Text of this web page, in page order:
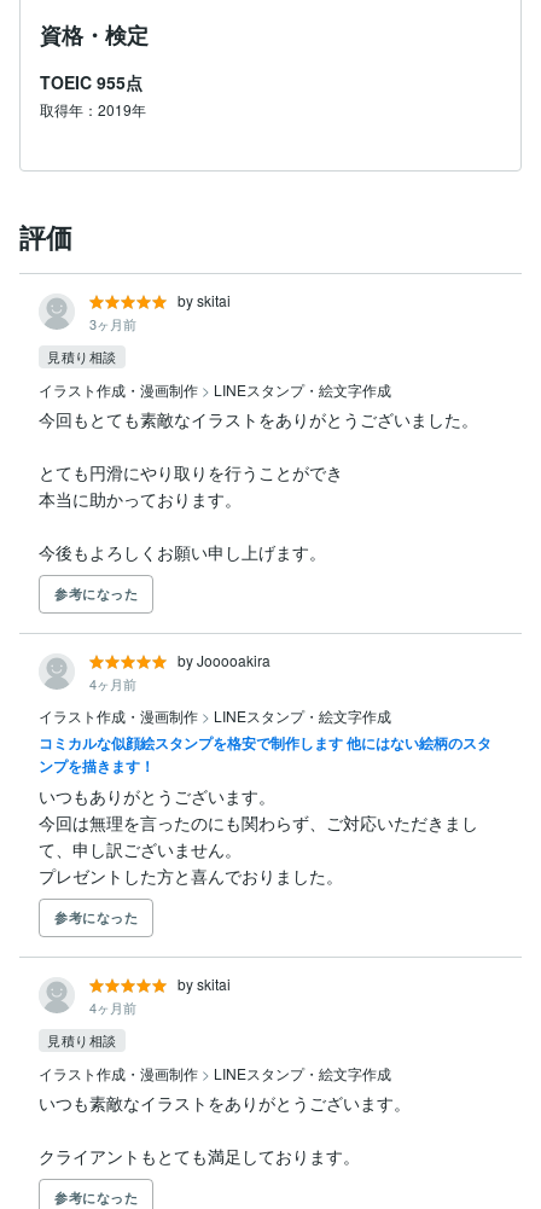
資格・検定
TOEIC 955点
取得年：2019年
評価
by skitai
3ヶ月前
見積り相談
イラスト作成・漫画制作 > LINEスタンプ・絵文字作成
今回もとても素敵なイラストをありがとうございました。
とても円滑にやり取りを行うことができ
本当に助かっております。
今後もよろしくお願い申し上げます。
参考になった
by Jooooakira
4ヶ月前
イラスト作成・漫画制作 > LINEスタンプ・絵文字作成
コミカルな似顔絵スタンプを格安で制作します 他にはない絵柄のスタ
ンプを描きます！
いつもありがとうございます。
今回は無理を言ったのにも関わらず、ご対応いただきまし
て、申し訳ございません。
プレゼントした方と喜んでおりました。
参考になった
by skitai
4ヶ月前
見積り相談
イラスト作成・漫画制作 > LINEスタンプ・絵文字作成
いつも素敵なイラストをありがとうございます。
クライアントもとても満足しております。
参考になった